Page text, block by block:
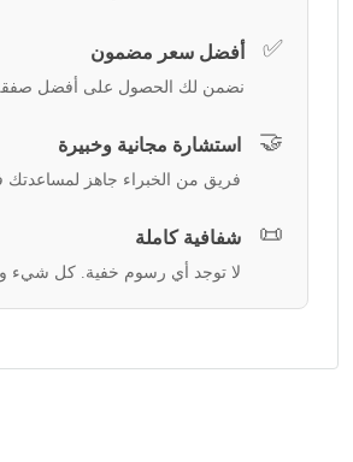
✅ أفضل سعر مضمون
نضمن لك الحصول على أفضل
🤝 استشارة مجانية وخبيرة
فريق من الخبراء جاهز
📜 شفافية كاملة
لا توجد أي رسوم خفية. كل شيء